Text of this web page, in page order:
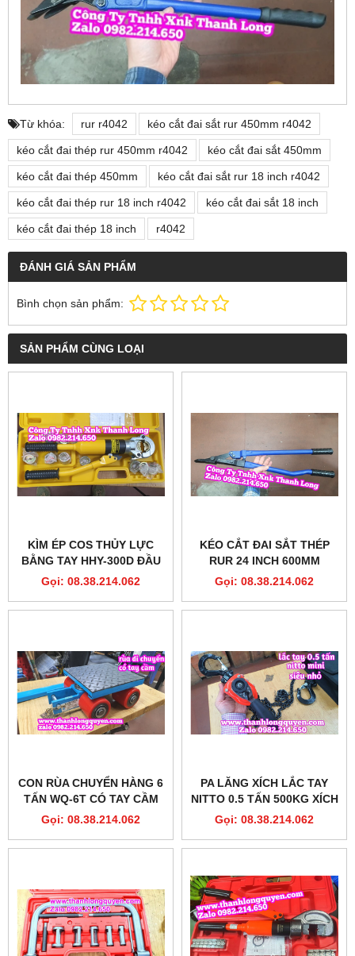
Từ khóa: rur r4042 kéo cắt đai sắt rur 450mm r4042
kéo cắt đai thép rur 450mm r4042 kéo cắt đai sắt 450mm
kéo cắt đai thép 450mm kéo cắt đai sắt rur 18 inch r4042
kéo cắt đai thép rur 18 inch r4042 kéo cắt đai sắt 18 inch
kéo cắt đai thép 18 inch r4042
ĐÁNH GIÁ SẢN PHẨM
Bình chọn sản phẩm:
SẢN PHẨM CÙNG LOẠI
KÌM ÉP COS THỦY LỰC
BẰNG TAY HHY-300D ĐẦU
TRÒN 8 TẤN FULL KHUÔN
Gọi: 08.38.214.062
KÉO CẮT ĐAI SẮT THÉP
RUR 24 INCH 600MM
MODEL R4043
Gọi: 08.38.214.062
CON RÙA CHUYỂN HÀNG 6
TẤN WQ-6T CÓ TAY CẦM
ĐIỀU HƯỚNG 180 ĐỘ
Gọi: 08.38.214.062
PA LĂNG XÍCH LẮC TAY
NITTO 0.5 TẤN 500KG XÍCH
DÀI 1.5 MÉT VR-05 SIÊU
TAY
Gọi: 08.38.214.062